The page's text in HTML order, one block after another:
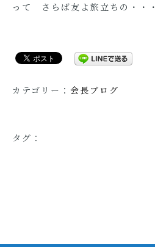
って さらば友よ旅立ちの・・・
カテゴリー： 会長ブログ
タグ：